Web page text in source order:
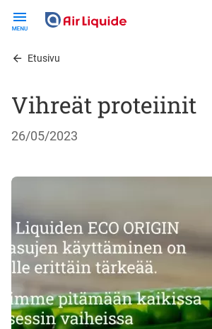
contentEtusivu
Vihreät proteiinit
26/05/2023